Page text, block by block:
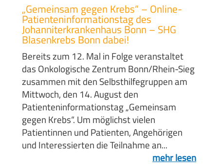
„Gemeinsam gegen Krebs“ – Online-
Patienteninformationstag des
Johanniterkrankenhaus Bonn – SHG
Blasenkrebs Bonn dabei!
Bereits zum 12. Mal in Folge veranstaltet
das Onkologische Zentrum Bonn/Rhein-Sieg
zusammen mit den Selbsthilfegruppen am
Mittwoch, den 14. August den
Patienteninformationstag „Gemeinsam
gegen Krebs“. Um möglichst vielen
Patientinnen und Patienten, Angehörigen
und Interessierten die Teilnahme an...
mehr lesen